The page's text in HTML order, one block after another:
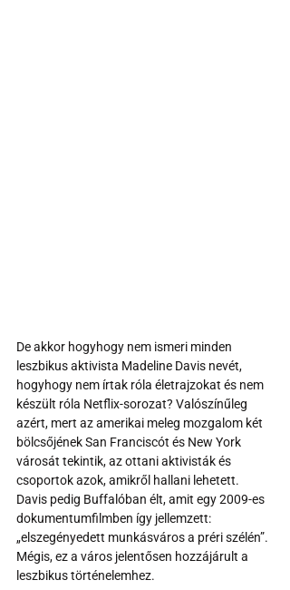
De akkor hogyhogy nem ismeri minden
leszbikus aktivista Madeline Davis nevét,
hogyhogy nem írtak róla életrajzokat és nem
készült róla Netflix-sorozat? Valószínűleg
azért, mert az amerikai meleg mozgalom két
bölcsőjének San Franciscót és New York
városát tekintik, az ottani aktivisták és
csoportok azok, amikről hallani lehetett.
Davis pedig Buffalóban élt, amit egy 2009-es
dokumentumfilmben így jellemzett:
„elszegényedett munkásváros a préri szélén”.
Mégis, ez a város jelentősen hozzájárult a
leszbikus történelemhez.